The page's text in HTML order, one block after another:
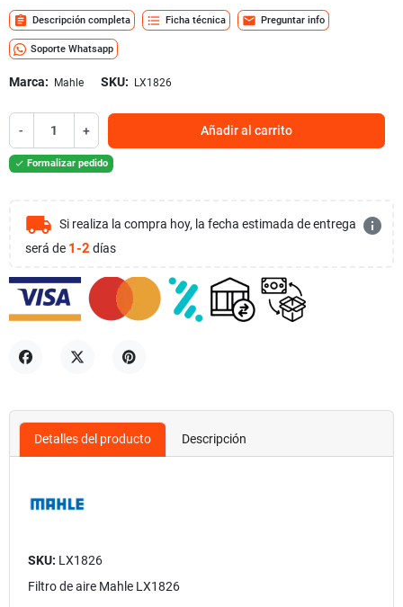
assignment Descripción completa format_list_bulleted Ficha técnica mail Preguntar info
Soporte Whatsapp
Marca: Mahle SKU: LX1826
- + Añadir al carrito
 Formalizar pedido
local_shipping Si realiza la compra hoy, la fecha estimada de entrega
será de 1-2 días
info
Detalles del producto Descripción
SKU: LX1826
Filtro de aire Mahle LX1826